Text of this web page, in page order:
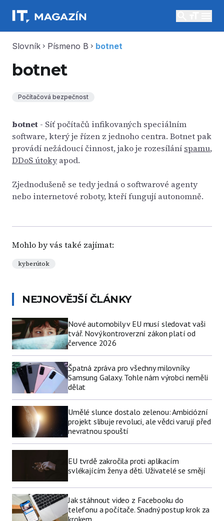
Slovník chevron_right Písmeno B chevron_right botnet
botnet
Počítačová bezpečnost
botnet - Síť počítačů infikovaných speciálním
software, který je řízen z jednoho centra. Botnet pak
provádí nežádoucí činnost, jako je rozesílání spamu,
DDoS útokyapod.
Zjednodušeně se tedy jedná o softwarové agenty
nebo internetové roboty, kteří fungují autonomně.
Mohlo by vás také zajímat:
kyberútok
NEJNOVĚJŠÍ ČLÁNKY
Nové automobily v EU musí sledovat vaši
tvář. Nový kontroverzní zákon platí od
července 2026
Špatná zpráva pro všechny milovníky
Samsung Galaxy. Tohle nám výrobci neměli
dělat
Umělé slunce dostalo zelenou: Ambiciózní
projekt slibuje revoluci, ale vědci varují před
nevratnou spouští
EU tvrdě zakročila proti aplikacím
svlékajícím ženy a děti. Uživatelé se smějí
Jak stáhnout video z Facebooku do
telefonu a počítače. Snadný postup krok za